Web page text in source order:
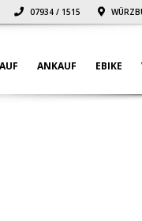
07934 / 1515
ANKAUF EBIKE